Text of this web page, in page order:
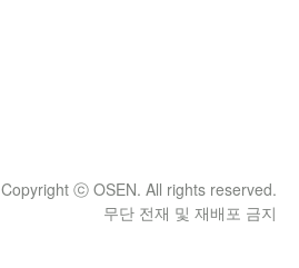
Copyright ⓒ OSEN. All rights reserved.
무단 전재 및 재배포 금지